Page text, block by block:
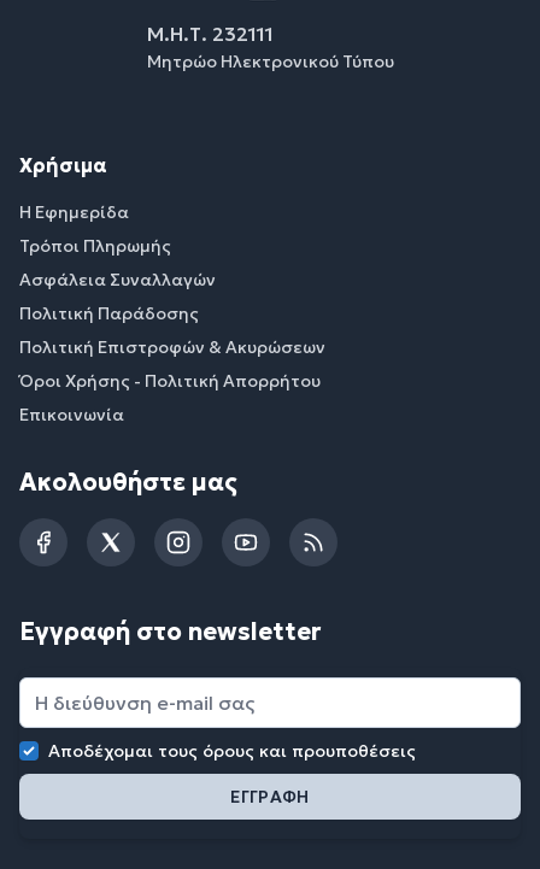
Μ.Η.Τ. 232111
Μητρώο Ηλεκτρονικού Τύπου
Χρήσιμα
Η Εφημερίδα
Τρόποι Πληρωμής
Ασφάλεια Συναλλαγών
Πολιτική Παράδοσης
Πολιτική Επιστροφών & Ακυρώσεων
Όροι Χρήσης - Πολιτική Απορρήτου
Επικοινωνία
Ακολουθήστε μας
FacebookTwitterInstagramYouTubeRSS
Εγγραφή στο newsletter
Αποδέχομαι τους όρους και προυποθέσεις